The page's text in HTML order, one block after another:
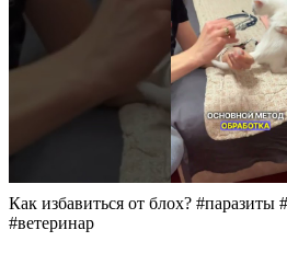
Как избавиться от блох?
#ветеринар